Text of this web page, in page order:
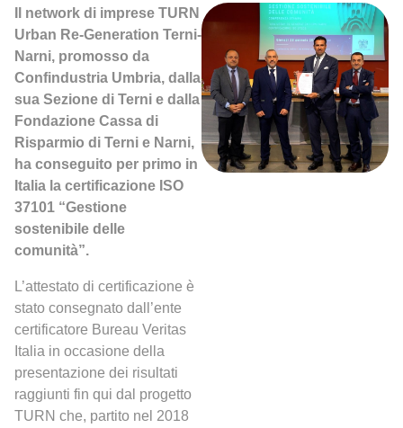
Il network di imprese TURN
Urban Re-Generation Terni-
Narni, promosso da
Confindustria Umbria, dalla
sua Sezione di Terni e dalla
Fondazione Cassa di
Risparmio di Terni e Narni,
ha conseguito per primo in
Italia la certificazione ISO
37101 “Gestione
sostenibile delle
comunità”.
L’attestato di certificazione è
stato consegnato dall’ente
certificatore Bureau Veritas
Italia in occasione della
presentazione dei risultati
raggiunti fin qui dal progetto
TURN che, partito nel 2018